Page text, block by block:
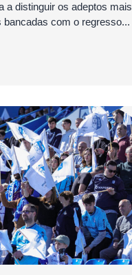
a distinguir os adeptos mais
bancadas com o regresso...